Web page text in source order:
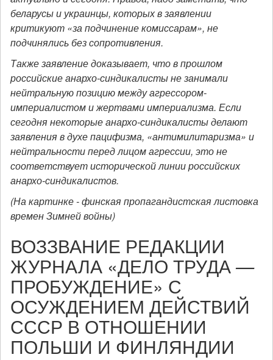
беларусы и украинцы, которых в заявлении
критикуют «за подчинение комиссарам», не
подчинялись без сопротивления.
Также заявление доказывает, что в прошлом
российские анархо-синдикалисты не занимали
нейтральную позицию между агрессором-
империалистом и жертвами империализма. Если
сегодня некоторые анархо-синдикалисты делают
заявления в духе пацифизма, «антимилитаризма» и
нейтральности перед лицом агрессии, это не
соответствует исторической линии российских
анархо-синдикалистов.
(На картинке - финская пропагандистская листовка
времен Зимней войны)
ВОЗЗВАНИЕ РЕДАКЦИИ
ЖУРНАЛА «ДЕЛО ТРУДА—
ПРОБУЖДЕНИЕ» С
ОСУЖДЕНИЕМ ДЕЙСТВИЙ
СССР В ОТНОШЕНИИ
ПОЛЬШИ И ФИНЛЯНДИИ